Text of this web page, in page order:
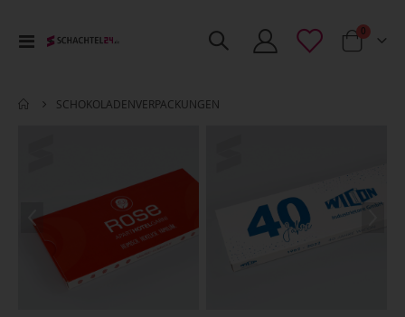
Toggle
Cart
0 Artikel
SCHOKOLADENVERPACKUNGEN